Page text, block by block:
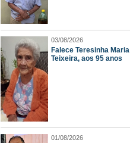
03/08/2026
Falece Teresinha Maria
Teixeira, aos 95 anos
01/08/2026